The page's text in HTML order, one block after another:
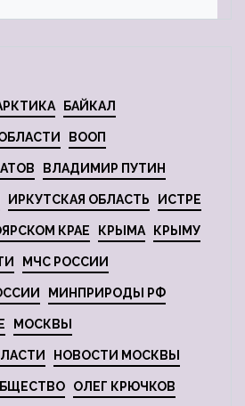
БАЙКАЛ
ВООП
ВЛАДИМИР ПУТИН
ИРКУТСКАЯ ОБЛАСТЬ ИСТРЕ
КРАЕ КРЫМА КРЫМУ
МЧС РОССИИ
МИНПРИРОДЫ РФ
МОСКВЫ
НОВОСТИ МОСКВЫ
ОЛЕГ КРЮЧКОВ